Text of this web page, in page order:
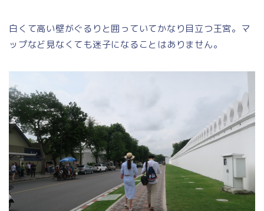
白くて高い壁がぐるりと囲っていてかなり目立つ王宮。マ
ップなど見なくても迷子になることはありません。